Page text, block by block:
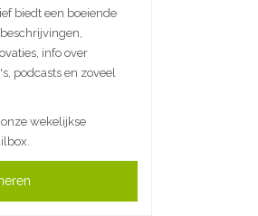
biedt een boeiende
info over
podcasts en zoveel
wekelijkse